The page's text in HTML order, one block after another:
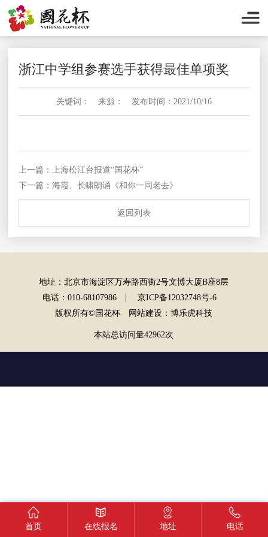
浙江中学组参赛选手获得最佳单项奖
关键词： 来源： 发布时间：2021/10/16
上一篇：上海松江台报道“国花杯”
下一篇：海霞、长啸朗诵《和你一同老去》
返回列表
返回列表
地址：北京市海淀区万寿路西街2号文博大厦B座8层
电话：010-68107986 |
京ICP备12032748号-6
版权所有©国花杯
网站建设 ：博乐虎科技
本站总访问量42962次
首页 在线报名 地址 电话